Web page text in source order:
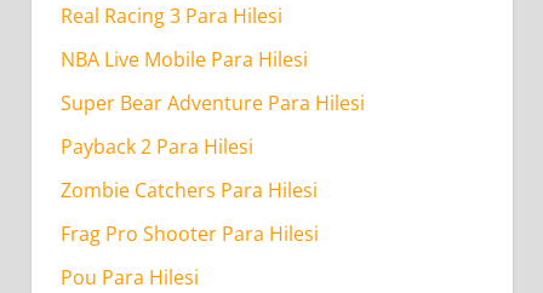
Real Racing 3 Para Hilesi
NBA Live Mobile Para Hilesi
Super Bear Adventure Para Hilesi
Payback 2 Para Hilesi
Zombie Catchers Para Hilesi
Frag Pro Shooter Para Hilesi
Pou Para Hilesi